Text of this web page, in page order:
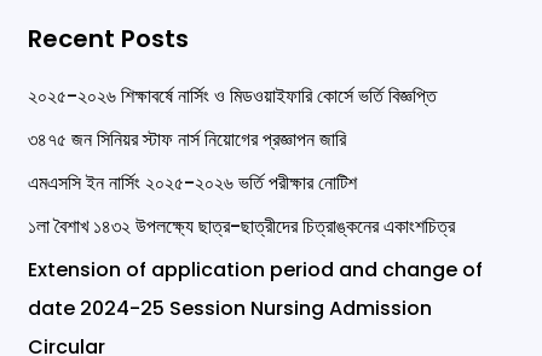
a
r
c
r
:
Recent Posts
২০২৫-২০২৬ শিক্ষাবর্ষে নার্সিং ও মিডওয়াইফারি কোর্সে ভর্তি বিজ্ঞপ্তি
৩৪৭৫ জন সিনিয়র স্টাফ নার্স নিয়োগের প্রজ্ঞাপন জারি
এমএসসি ইন নার্সিং ২০২৫-২০২৬ ভর্তি পরীক্ষার নোটিশ
১লা বৈশাখ ১৪৩২ উপলক্ষ্যে ছাত্র-ছাত্রীদের চিত্রাঙ্কনের একাংশচিত্র
Extension of application period and change of
date 2024-25 Session Nursing Admission
Circular